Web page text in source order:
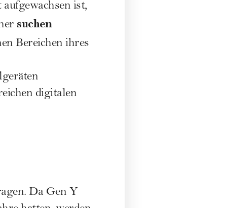
ist,
suchen
Bereichen ihres
digitalen
Da Gen Y